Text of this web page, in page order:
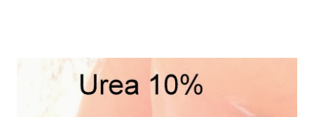
conjunto es lo que denominamos Factor Natural de
Hidratación" Si analizamos el FNH, este seria rico en
aminoácidos, PCA, lactatos, urea, amoniaco, acido úrico, iones